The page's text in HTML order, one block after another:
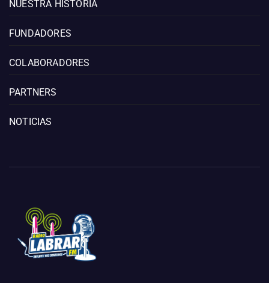
NUESTRA HISTORIA
FUNDADORES
COLABORADORES
PARTNERS
NOTICIAS